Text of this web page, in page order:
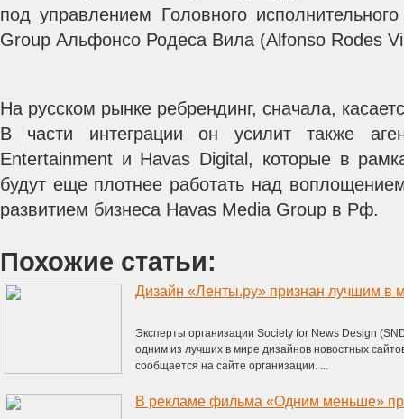
под управлением Головного
Group Альфонсо Родеса Вила (Alfonso Rodes
На русском рынке ребрендинг, сначала,
В части интеграции он усилит также
Entertainment и Havas Digital, которые в
будут еще плотнее работать над
развитием бизнеса Havas Media Group в Рф.
Похожие статьи:
Дизайн «Ленты.ру» признан лучшим в
Эксперты организации Society for News Design
одним из лучших в мире дизайнов новостных
сообщается на сайте организации. ...